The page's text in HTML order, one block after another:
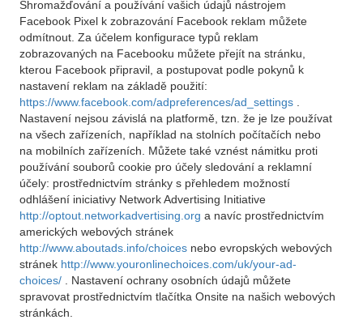
Shromažďování a používání vašich údajů nástrojem
Facebook Pixel k zobrazování Facebook reklam můžete
odmítnout. Za účelem konfigurace typů reklam
zobrazovaných na Facebooku můžete přejít na stránku,
kterou Facebook připravil, a postupovat podle pokynů k
nastavení reklam na základě použití:
https://www.facebook.com/adpreferences/ad_settings
Nastavení nejsou závislá na platformě, tzn. že je lze používat
na všech zařízeních, například na stolních počítačích nebo
na mobilních zařízeních. Můžete také vznést námitku proti
používání souborů cookie pro účely sledování a reklamní
účely: prostřednictvím stránky s přehledem možností
odhlášení iniciativy Network Advertising Initiative
http://optout.networkadvertising.org a navíc prostřednictvím
amerických webových stránek
http://www.aboutads.info/choices nebo evropských webových
stránek http://www.youronlinechoices.com/uk/your-ad-
choices/
. Nastavení ochrany osobních údajů můžete
spravovat prostřednictvím tlačítka Onsite na našich webových
stránkách.